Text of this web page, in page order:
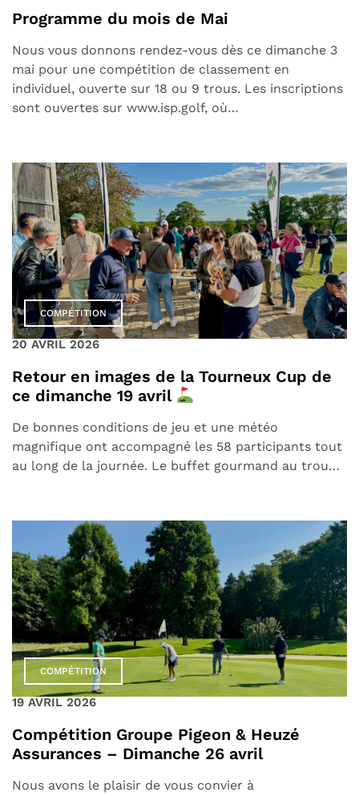
Programme du mois de Mai
Nous vous donnons rendez-vous dès ce dimanche 3
mai pour une compétition de classement en
individuel, ouverte sur 18 ou 9 trous. Les inscriptions
sont ouvertes sur www.isp.golf, où…
COMPÉTITION
20 AVRIL 2026
Retour en images de la Tourneux Cup de
ce dimanche 19 avril
De bonnes conditions de jeu et une météo
magnifique ont accompagné les 58 participants tout
au long de la journée. Le buffet gourmand au trou…
COMPÉTITION
19 AVRIL 2026
Compétition Groupe Pigeon & Heuzé
Assurances – Dimanche 26 avril
Nous avons le plaisir de vous convier à